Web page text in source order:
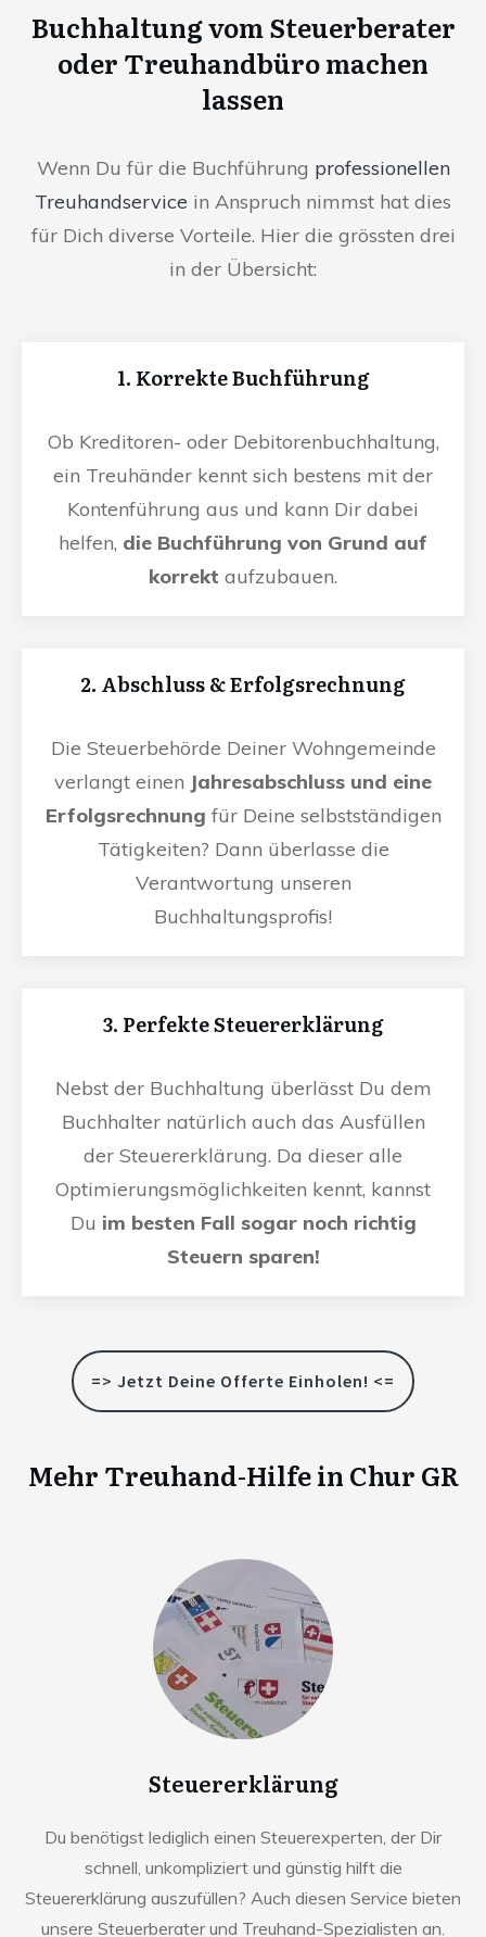
Buchhaltung vom Steuerberater
oder Treuhandbüro machen
lassen
Wenn Du für die Buchführung professionellen
Treuhandservice in Anspruch nimmst hat dies
für Dich diverse Vorteile. Hier die grössten drei
in der Übersicht:
1. Korrekte Buchführung
Ob Kreditoren- oder Debitorenbuchhaltung,
ein Treuhänder kennt sich bestens mit der
Kontenführung aus und kann Dir dabei
helfen, die Buchführung von Grund auf
korrekt aufzubauen.
2. Abschluss & Erfolgsrechnung
Die Steuerbehörde Deiner Wohngemeinde
verlangt einen Jahresabschluss und eine
Erfolgsrechnung für Deine selbstständigen
Tätigkeiten? Dann überlasse die
Verantwortung unseren
Buchhaltungsprofis!
3. Perfekte Steuererklärung
Nebst der Buchhaltung überlässt Du dem
Buchhalter natürlich auch das Ausfüllen
der Steuererklärung. Da dieser alle
Optimierungsmöglichkeiten kennt, kannst
Du im besten Fall sogar noch richtig
Steuern sparen!
=> Jetzt Deine Offerte Einholen! <=
Mehr Treuhand-Hilfe in Chur GR
Steuererklärung
Du benötigst lediglich einen Steuerexperten, der Dir
schnell, unkompliziert und günstig hilft die
Steuererklärung auszufüllen? Auch diesen Service bieten
unsere Steuerberater und Treuhand-Spezialisten an.